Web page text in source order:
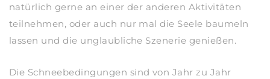
natürlich gerne an einer der anderen Aktivitäten
teilnehmen, oder auch nur mal die Seele baumeln
lassen und die unglaubliche Szenerie genießen.
Die Schneebedingungen sind von Jahr zu Jahr